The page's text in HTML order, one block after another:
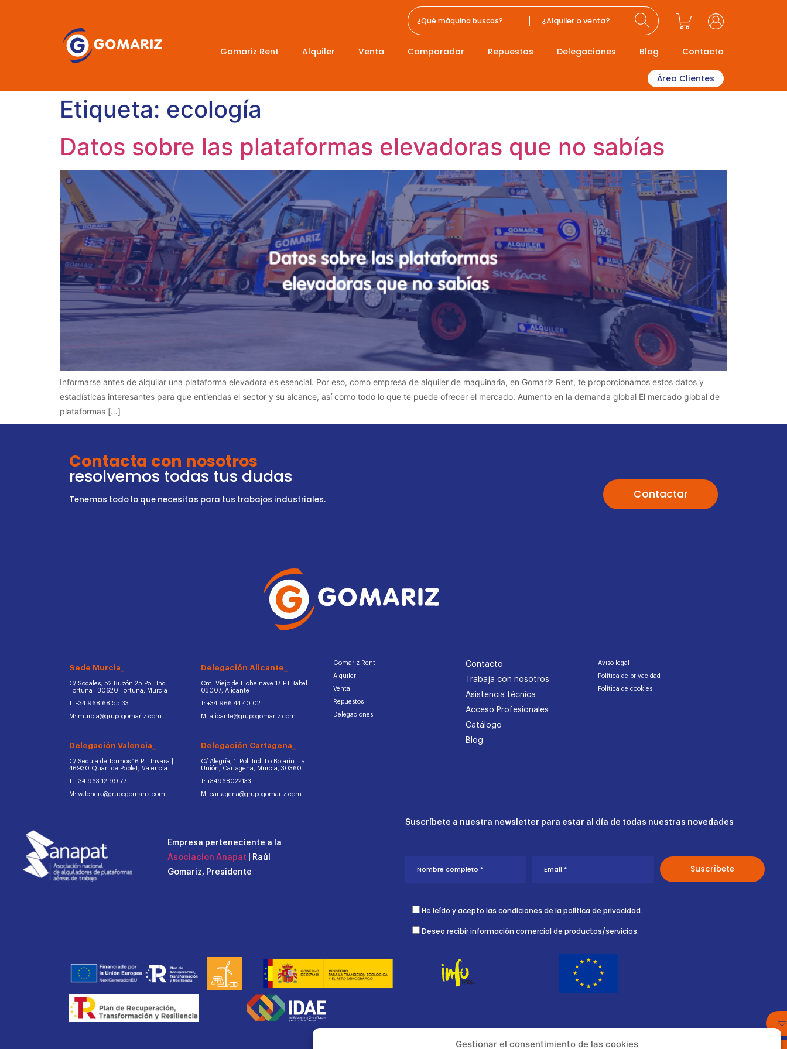
Gestionar el consentimiento de las cookies
¿Alquiler o venta?
Gomariz Rent Alquiler Venta Comparador Repuestos Delegaciones Blog Contacto
Área Clientes
Etiqueta: ecología
Datos sobre las plataformas elevadoras que no sabías
Informarse antes de alquilar una plataforma elevadora es esencial. Por eso, como empresa de alquiler de maquinaria, en Gomariz Rent, te proporcionamos estos datos y
estadísticas interesantes para que entiendas el sector y su alcance, así como todo lo que te puede ofrecer el mercado. Aumento en la demanda global El mercado global de
plataformas […]
Contacta con nosotros
resolvemos todas tus dudas
Tenemos todo lo que necesitas para tus trabajos industriales. Contactar
Sede Murcia_
C/ Sodales, 52 Buzón 25 Pol. Ind.
Fortuna I 30620 Fortuna, Murcia
T: +34 968 68 55 33
M: murcia@grupogomariz.com
Delegación Valencia_
C/ Sequia de Tormos 16 P.I. Invasa |
46930 Quart de Poblet, Valencia
T: +34 963 12 99 77
M: valencia@grupogomariz.com
Delegación Alicante_
Cm. Viejo de Elche nave 17 P.I Babel |
03007, Alicante
T: +34 966 44 40 02
M: alicante@grupogomariz.com
Delegación Cartagena_
C/ Alegría, 1. Pol. Ind. Lo Bolarín. La
Unión, Cartagena, Murcia, 30360
T: +34968022133
M: cartagena@grupogomariz.com
Gomariz Rent
Alquiler
Venta
Repuestos
Delegaciones
Contacto
Trabaja con nosotros
Asistencia técnica
Acceso Profesionales
Catálogo
Blog
Aviso legal
Política de privacidad
Política de cookies
Empresa perteneciente a la
Asociacion Anapat | Raúl
Gomariz, Presidente
Suscríbete a nuestra newsletter para estar al día de todas nuestras novedades
He leído y acepto las condiciones de la política de privacidad.
Deseo recibir información comercial de productos/servicios.